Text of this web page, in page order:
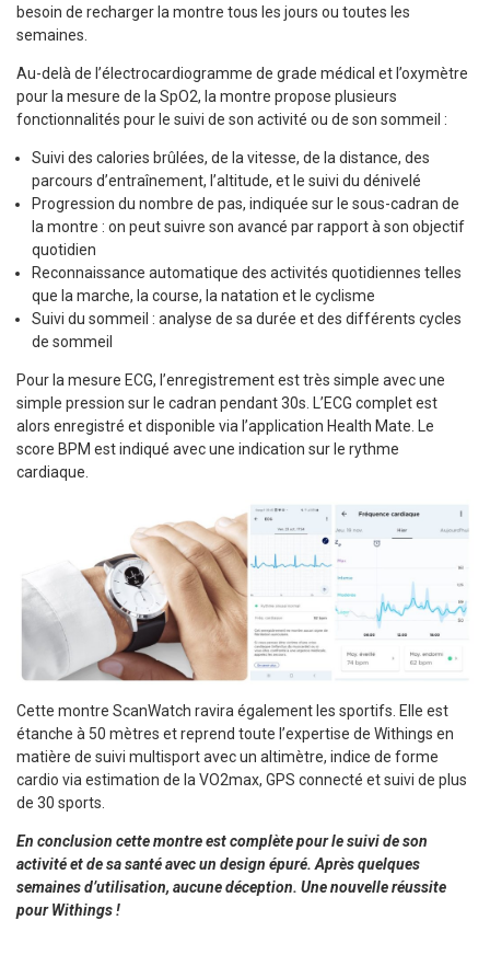
besoin de recharger la montre tous les jours ou toutes les
semaines.
Au-delà de l’électrocardiogramme de grade médical et l’oxymètre
pour la mesure de la SpO2, la montre propose plusieurs
fonctionnalités pour le suivi de son activité ou de son sommeil :
Suivi des calories brûlées, de la vitesse, de la distance, des
parcours d’entraînement, l’altitude, et le suivi du dénivelé
Progression du nombre de pas, indiquée sur le sous-cadran de
la montre : on peut suivre son avancé par rapport à son objectif
quotidien
Reconnaissance automatique des activités quotidiennes telles
que la marche, la course, la natation et le cyclisme
Suivi du sommeil : analyse de sa durée et des différents cycles
de sommeil
Pour la mesure ECG, l’enregistrement est très simple avec une
simple pression sur le cadran pendant 30s. L’ECG complet est
alors enregistré et disponible via l’application Health Mate. Le
score BPM est indiqué avec une indication sur le rythme
cardiaque.
Cette montre ScanWatch ravira également les sportifs. Elle est
étanche à 50 mètres et reprend toute l’expertise de Withings en
matière de suivi multisport avec un altimètre, indice de forme
cardio via estimation de la VO2max, GPS connecté et suivi de plus
de 30 sports.
En conclusion cette montre est complète pour le suivi de son
activité et de sa santé avec un design épuré. Après quelques
semaines d’utilisation, aucune déception. Une nouvelle réussite
pour Withings !